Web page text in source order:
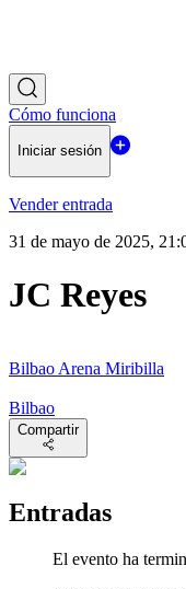
Cómo funciona
Iniciar sesión
Vender entrada
31 de mayo de 2025,
JC Reyes
Bilbao Arena Miribilla
Bilbao
Compartir
Entradas
El evento ha